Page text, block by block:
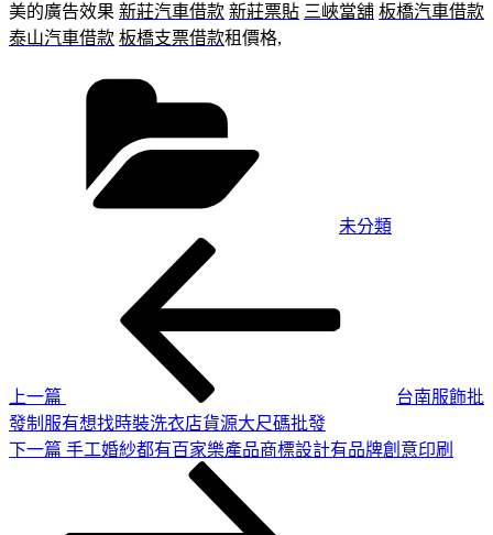
美的廣告效果 新莊汽車借款 新莊票貼 三峽當舖 板橋汽車借款
泰山汽車借款 板橋支票借款租價格,
未分類
上一篇
台南服飾批
發制服有想找時裝洗衣店貨源大尺碼批發
下
下一篇 手工婚紗都有百家樂產品商標設計有品牌創意印刷